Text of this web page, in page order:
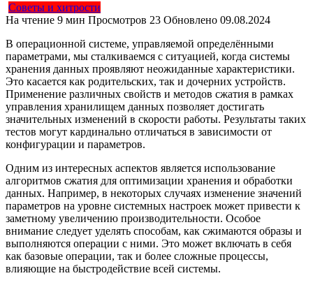
Советы и хитрости
На чтение 9 мин Просмотров 23 Обновлено 09.08.2024
В операционной системе, управляемой определёнными
параметрами, мы сталкиваемся с ситуацией, когда системы
хранения данных проявляют неожиданные характеристики.
Это касается как родительских, так и дочерних устройств.
Применение различных свойств и методов сжатия в рамках
управления хранилищем данных позволяет достигать
значительных изменений в скорости работы. Результаты таких
тестов могут кардинально отличаться в зависимости от
конфигурации и параметров.
Одним из интересных аспектов является использование
алгоритмов сжатия для оптимизации хранения и обработки
данных. Например, в некоторых случаях изменение значений
параметров на уровне системных настроек может привести к
заметному увеличению производительности. Особое
внимание следует уделять способам, как сжимаются образы и
выполняются операции с ними. Это может включать в себя
как базовые операции, так и более сложные процессы,
влияющие на быстродействие всей системы.